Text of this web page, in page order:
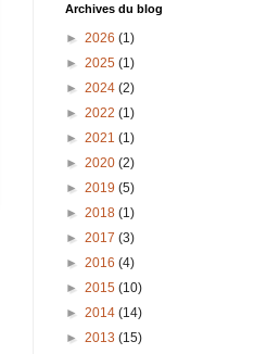
Archives du blog
► 2026 (1)
► 2025 (1)
► 2024 (2)
► 2022 (1)
► 2021 (1)
► 2020 (2)
► 2019 (5)
► 2018 (1)
► 2017 (3)
► 2016 (4)
► 2015 (10)
► 2014 (14)
► 2013 (15)